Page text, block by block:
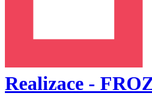
Realizace -